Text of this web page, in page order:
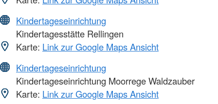
Kindertageseinrichtung
Kindertagesstätte Rellingen
Karte: Link zur Google Maps Ansicht
Kindertageseinrichtung
Kindertageseinrichtung Moorrege Waldzauber
Karte: Link zur Google Maps Ansicht